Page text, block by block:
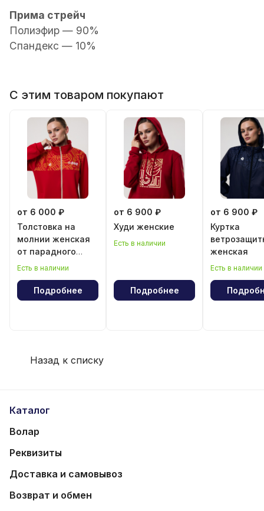
Прима стрейч
Полиэфир — 90%
Спандекс — 10%
С этим товаром покупают
от 6 000 ₽
Толстовка на
молнии женская
от парадного
костюма
Есть в наличии
Подробнее
от 6 900 ₽
Худи женские
Есть в наличии
Подробнее
от 6 900 ₽
Куртка
женская
Есть в наличии
Назад к списку
Каталог
Волар
Реквизиты
Доставка и самовывоз
Возврат и обмен